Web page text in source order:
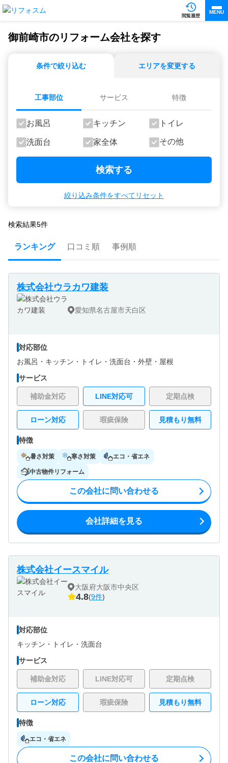
閲覧履歴
MENU
御前崎市のリフォーム会社を探す
条件で絞り込む エリアを変更する
工事部位 サービス 特徴
お風呂 キッチン トイレ
洗面台 家全体 その他
検索する
絞り込み条件をすべてリセット
検索結果5件
ランキング 口コミ順 事例順
株式会社ウラカワ建装
愛知県名古屋市天白区
対応部位
お風呂・ キッチン・ トイレ・ 洗面台・ 外壁・ 屋根
サービス
補助金対応 LINE対応可 定期点検
ローン対応 瑕疵保険 見積もり無料
特徴
暑さ対策 寒さ対策 エコ・省エネ
中古物件リフォーム
この会社に問い合わせる
会社詳細を見る
株式会社イースマイル
大阪府大阪市中央区
4.8(9件)
対応部位
キッチン・
トイレ・ 洗面台
サービス
補助金対応 LINE対応可 定期点検
ローン対応 瑕疵保険 見積もり無料
特徴
エコ・省エネ
この会社に問い合わせる